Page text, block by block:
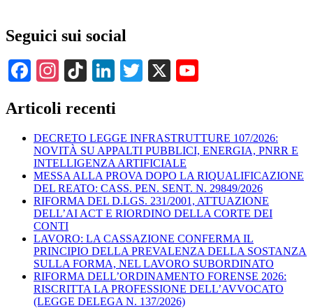
Seguici sui social
Facebook
Instagram
TikTokLinkedIn
Twitter
X
Articoli recenti
DECRETO LEGGE INFRASTRUTTURE 107/2026:
NOVITÀ SU APPALTI PUBBLICI, ENERGIA, PNRR E
INTELLIGENZA ARTIFICIALE
MESSA ALLA PROVA DOPO LA RIQUALIFICAZIONE
DEL REATO: CASS. PEN. SENT. N. 29849/2026
RIFORMA DEL D.LGS. 231/2001, ATTUAZIONE
DELL’AI ACT E RIORDINO DELLA CORTE DEI
CONTI
LAVORO: LA CASSAZIONE CONFERMA IL
PRINCIPIO DELLA PREVALENZA DELLA SOSTANZA
SULLA FORMA, NEL LAVORO SUBORDINATO
RIFORMA DELL’ORDINAMENTO FORENSE 2026:
RISCRITTA LA PROFESSIONE DELL’AVVOCATO
(LEGGE DELEGA N. 137/2026)